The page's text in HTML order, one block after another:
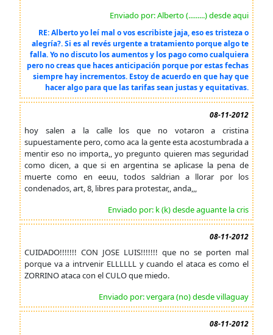
Enviado por: Alberto (.........) desde aqui
RE: Alberto yo leí mal o vos escribiste jaja, eso es tristeza o
alegría?. Si es al revés urgente a tratamiento porque algo te
falla. Yo no discuto los aumentos y los pago como cualquiera
pero no creas que haces anticipación porque por estas fechas
siempre hay incrementos. Estoy de acuerdo en que hay que
hacer algo para que las tarifas sean justas y equitativas.
08-11-2012
hoy salen a la calle los que no votaron a cristina
supuestamente pero, como aca la gente esta acostumbrada a
mentir eso no importa,, yo pregunto quieren mas seguridad
como dicen, a que si en argentina se aplicase la pena de
muerte como en eeuu, todos saldrian a llorar por los
condenados, art, 8, libres para protestar,, anda,,,
Enviado por: k (k) desde aguante la cris
08-11-2012
CUIDADO!!!!!!! CON JOSE LUIS!!!!!!! que no se porten mal
porque va a intrvenir ELLLLLL y cuando el ataca es como el
ZORRINO ataca con el CULO que miedo.
Enviado por: vergara (no) desde villaguay
08-11-2012